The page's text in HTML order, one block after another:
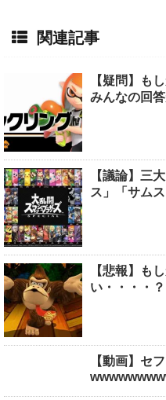
関連記事
【疑問】も
みんなの回
【議論】三
ス」「サム
【悲報】も
い・・・・？
【動画】セ